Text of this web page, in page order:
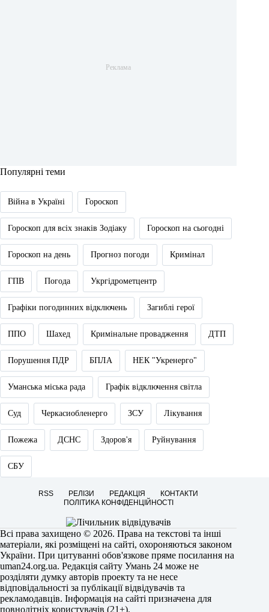
Популярні теми
Війна в Україні Гороскоп
Гороскоп для всіх знаків Зодіаку Гороскоп на сьогодні
Гороскоп на день Прогноз погоди Кримінал
ГПВ Погода Укргідрометцентр
Графіки погодинних відключень Загиблі герої
ППО Шахед Кримінальне провадження ДТП
Порушення ПДР БПЛА НЕК "Укренерго"
Уманська міська рада Графік відключення світла
Суд Черкасиобленерго ЗСУ Лікування
Пожежа ДСНС Здоров'я Руйнування
СБУ
RSS РЕЛІЗИ РЕДАКЦІЯ
КОНТАКТИ
ПОЛІТИКА КОНФІДЕНЦІЙНОСТІ
Всі права захищено © 2026. Права на текстові та інші
матеріали, які розміщені на сайті, охороняються законом
України. При цитуванні обов'язкове пряме посилання на
uman24.org.ua. Редакція сайту Умань 24 може не
розділяти думку авторів проекту та не несе
відповідальності за публікації відвідувачів та
рекламодавців. Інформація на сайті призначена для
повнолітніх користувачів (21+).